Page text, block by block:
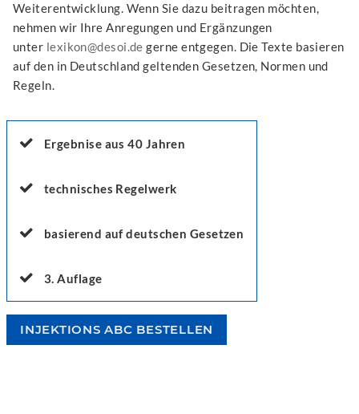
Weiterentwicklung. Wenn Sie dazu beitragen möchten,
nehmen wir Ihre Anregungen und Ergänzungen
unter lexikon@desoi.de gerne entgegen. Die Texte basieren
auf den in Deutschland geltenden Gesetzen, Normen und
Regeln.
Ergebnise aus 40 Jahren
technisches Regelwerk
basierend auf deutschen Gesetzen
3. Auflage
INJEKTIONS ABC BESTELLEN